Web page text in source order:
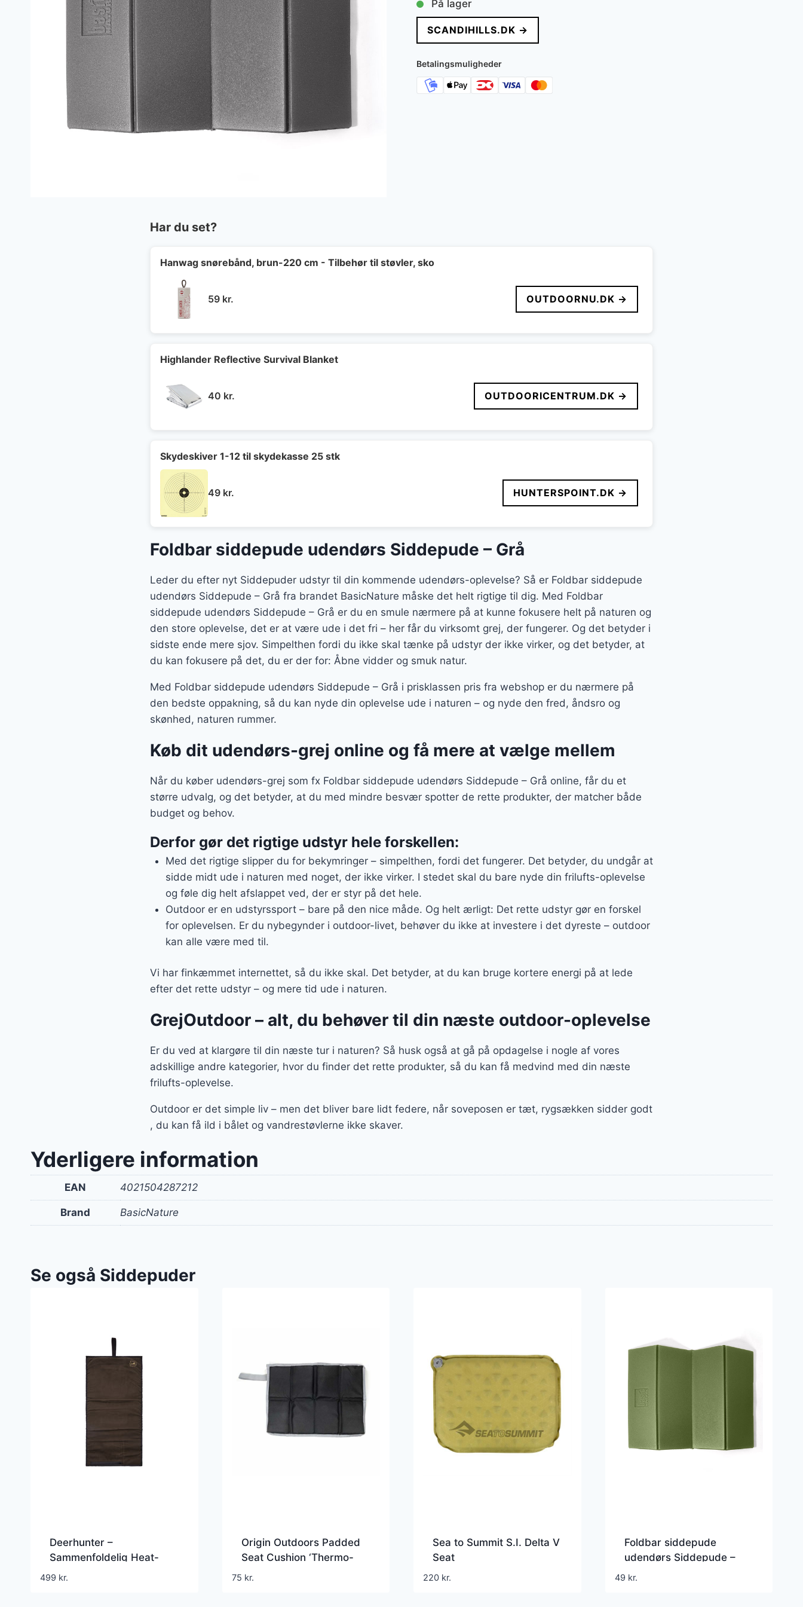
På lager
SCANDIHILLS.DK →
Betalingsmuligheder
Har du set?
Hanwag snørebånd, brun-220 cm - Tilbehør til støvler, sko
59 kr. OUTDOORNU.DK →
Highlander Reflective Survival Blanket
40 kr. OUTDOORICENTRUM.DK →
Skydeskiver 1-12 til skydekasse 25 stk
49 kr. HUNTERSPOINT.DK →
Foldbar siddepude udendørs Siddepude – Grå
Leder du efter nyt Siddepuder udstyr til din kommende udendørs-oplevelse? Så er Foldbar siddepude
udendørs Siddepude – Grå fra brandet BasicNature måske det helt rigtige til dig. Med Foldbar
siddepude udendørs Siddepude – Grå er du en smule nærmere på at kunne fokusere helt på naturen og
den store oplevelse, det er at være ude i det fri – her får du virksomt grej, der fungerer. Og det betyder i
sidste ende mere sjov. Simpelthen fordi du ikke skal tænke på udstyr der ikke virker, og det betyder, at
du kan fokusere på det, du er der for: Åbne vidder og smuk natur.
Med Foldbar siddepude udendørs Siddepude – Grå i prisklassen pris fra webshop er du nærmere på
den bedste oppakning, så du kan nyde din oplevelse ude i naturen – og nyde den fred, åndsro og
skønhed, naturen rummer.
Køb dit udendørs-grej online og få mere at vælge mellem
Når du køber udendørs-grej som fx Foldbar siddepude udendørs Siddepude – Grå online, får du et
større udvalg, og det betyder, at du med mindre besvær spotter de rette produkter, der matcher både
budget og behov.
Derfor gør det rigtige udstyr hele forskellen:
Med det rigtige slipper du for bekymringer – simpelthen, fordi det fungerer. Det betyder, du undgår at
sidde midt ude i naturen med noget, der ikke virker. I stedet skal du bare nyde din frilufts-oplevelse
og føle dig helt afslappet ved, der er styr på det hele.
Outdoor er en udstyrssport – bare på den nice måde. Og helt ærligt: Det rette udstyr gør en forskel
for oplevelsen. Er du nybegynder i outdoor-livet, behøver du ikke at investere i det dyreste – outdoor
kan alle være med til.
Vi har finkæmmet internettet, så du ikke skal. Det betyder, at du kan bruge kortere energi på at lede
efter det rette udstyr – og mere tid ude i naturen.
GrejOutdoor – alt, du behøver til din næste outdoor-oplevelse
Er du ved at klargøre til din næste tur i naturen? Så husk også at gå på opdagelse i nogle af vores
adskillige andre kategorier, hvor du finder det rette produkter, så du kan få medvind med din næste
frilufts-oplevelse.
Outdoor er det simple liv – men det bliver bare lidt federe, når soveposen er tæt, rygsækken sidder godt
, du kan få ild i bålet og vandrestøvlerne ikke skaver.
Yderligere information
EAN 4021504287212
Brand BasicNature
Se også Siddepuder
Deerhunter –
Sammenfoldelig Heat-
siddepude
499 kr.
Origin Outdoors Padded
Seat Cushion ‘Thermo-
Seat’
75 kr.
Sea to Summit S.I. Delta V
Seat
220 kr.
Foldbar siddepude
udendørs Siddepude –
Grøn
49 kr.